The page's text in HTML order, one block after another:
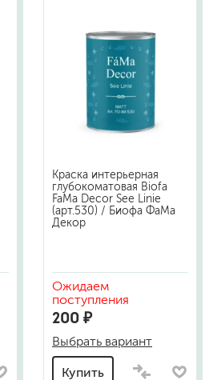
Краска интерьерная
глубокоматовая Biofa
FaMa Dеcor See Linie
(арт.530) / Биофа ФаМа
Декор
Ожидаем
поступления
200 ₽
Выбрать вариант
Купить